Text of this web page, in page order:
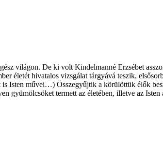
világon. De ki volt Kindelmanné Erzsébet
életét hivatalos vizsgálat tárgyává teszik,
Isten művei…) Összegyűjtik a körülöttük élők
gyümölcsöket termett az életében, illetve az Isten